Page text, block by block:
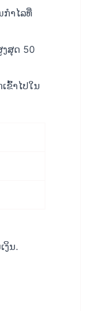
ກໍາໄລທີ່
ສຸດ 50
ຂົ້າໄປໃນ
ງິນ.